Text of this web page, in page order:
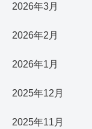
2026年3月
2026年2月
2026年1月
2025年12月
2025年11月